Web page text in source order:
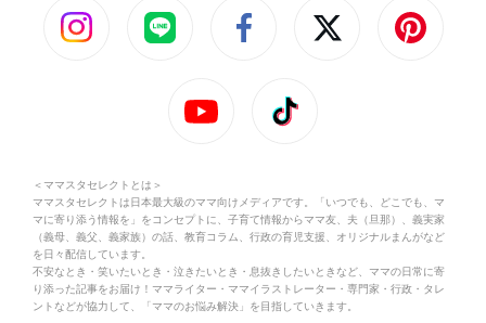
＜ママスタセレクトとは＞
ママスタセレクトは日本最大級のママ向けメディアです。「いつでも、どこでも、マ
マに寄り添う情報を」をコンセプトに、子育て情報からママ友、夫（旦那）、義実家
（義母、義父、義家族）の話、教育コラム、行政の育児支援、オリジナルまんがなど
を日々配信しています。
不安なとき・笑いたいとき・泣きたいとき・息抜きしたいときなど、ママの日常に寄
り添った記事をお届け！ママライター・ママイラストレーター・専門家・行政・タレ
ントなどが協力して、「ママのお悩み解決」を目指していきます。